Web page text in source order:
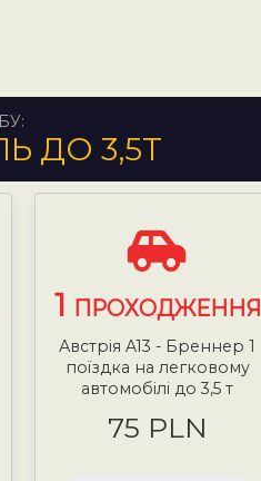
ДО 3,5Т
1 ПРОХОДЖЕННЯ
Австрія A13 - Бреннер 1
поїздка на легковому
автомобілі до 3,5 т
75 PLN